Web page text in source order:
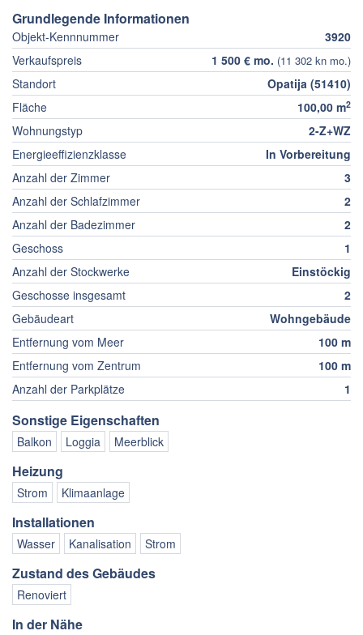
Grundlegende Informationen
Objekt-Kennnummer
3920
Verkaufspreis
1 500 € mo. (11 302 kn mo.)
Standort
Opatija (51410)
Fläche
100,00 m2
Wohnungstyp
2-Z+WZ
Energieeffizienzklasse
In Vorbereitung
Anzahl der Zimmer
3
Anzahl der Schlafzimmer
2
Anzahl der Badezimmer
2
Geschoss
1
Anzahl der Stockwerke
Einstöckig
Geschosse insgesamt
2
Gebäudeart
Wohngebäude
Entfernung vom Meer
100 m
Entfernung vom Zentrum
100 m
Anzahl der Parkplätze
1
Sonstige Eigenschaften
Balkon Loggia Meerblick
Heizung
Strom Klimaanlage
Installationen
Wasser Kanalisation Strom
Zustand des Gebäudes
Renoviert
In der Nähe